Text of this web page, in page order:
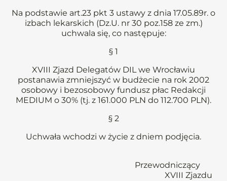
Na podstawie art.23 pkt 3 ustawy z dnia 17.05.89r. o
izbach lekarskich (Dz.U. nr 30 poz.158 ze zm.)
uchwala się, co następuje:
§ 1
XVIII Zjazd Delegatów DIL we Wrocławiu
postanawia zmniejszyć w budżecie na rok 2002
osobowy i bezosobowy fundusz płac Redakcji
MEDIUM o 30% (tj. z 161.000 PLN do 112.700 PLN).
§ 2
Uchwała wchodzi w życie z dniem podjęcia.
Przewodniczący
XVIII Zjazdu